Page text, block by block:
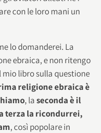
con le loro mani un
lo domanderei. La
ebraica, e non ritengo
libro sulla questione
religione ebraica è
, laseconda è il
terza la ricondurrei,
, così popolare in